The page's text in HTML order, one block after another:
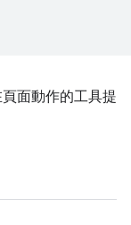
面動作的工具提